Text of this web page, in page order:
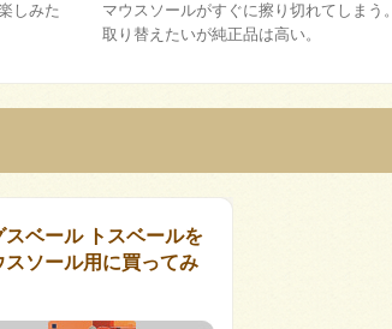
しみた
マウスソールがすぐに擦り切れてしまう。
取り替えたいが純正品は高い。
スベール トスベールを
スソール用に買ってみ